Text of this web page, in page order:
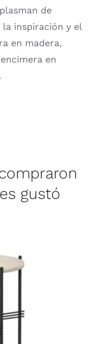
de
inspiración y el
en madera,
en
gustó